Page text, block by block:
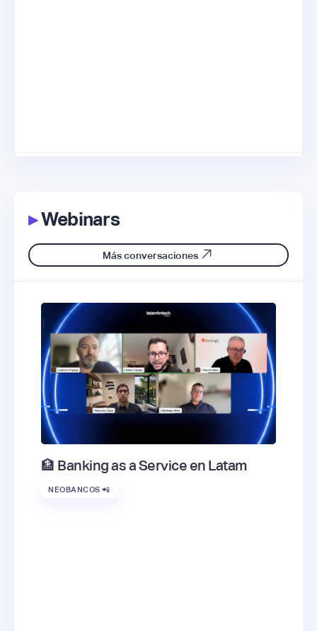
▸Webinars
Más conversaciones
🏦 Banking as a Service en Latam
NEOBANCOS 📲